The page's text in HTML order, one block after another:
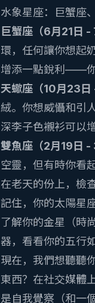
水象星座：巨蟹座
巨蟹座（6月21日 -
環，任何讓你想起
增添一點銳利——你
天蠍座（10月23日
絨。你想威懾和引
深李子色襯衫可以
雙魚座（2月19日 -
空靈，但有時你看
在老天的份上，檢
記住，你的太陽星
了解你的金星（時
器，看看你的五行
現在，我們想聽聽
東西？在社交媒體
是自我覺察（和一